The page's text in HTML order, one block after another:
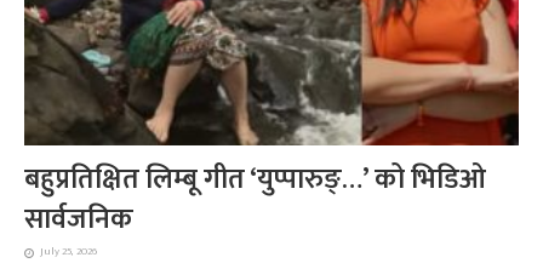
बहुप्रतिक्षित लिम्बू गीत ‘युप्पारुङ्…’ को भिडिओ
सार्वजनिक
July 25, 2026